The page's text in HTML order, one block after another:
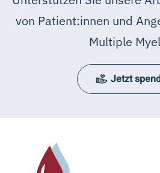
von Patient:innen und
Multiple
Jetzt